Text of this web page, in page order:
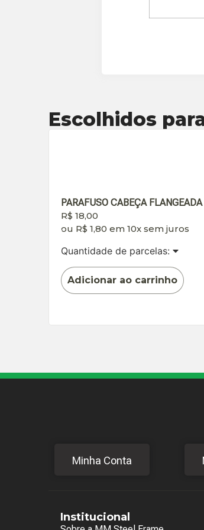
Escolhidos
PARAFUSO CABEÇA
R$ 18,00
ou R$ 1,80 em 10x sem juros
Quantidade de parcelas:
Adicionar ao carrinho
Minha Conta
Institucional